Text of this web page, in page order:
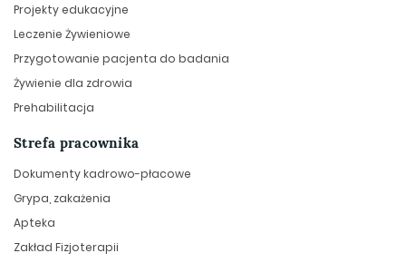
Projekty edukacyjne
Leczenie Żywieniowe
Przygotowanie pacjenta do badania
Żywienie dla zdrowia
Prehabilitacja
Strefa pracownika
Dokumenty kadrowo-płacowe
Grypa, zakażenia
Apteka
Zakład Fizjoterapii